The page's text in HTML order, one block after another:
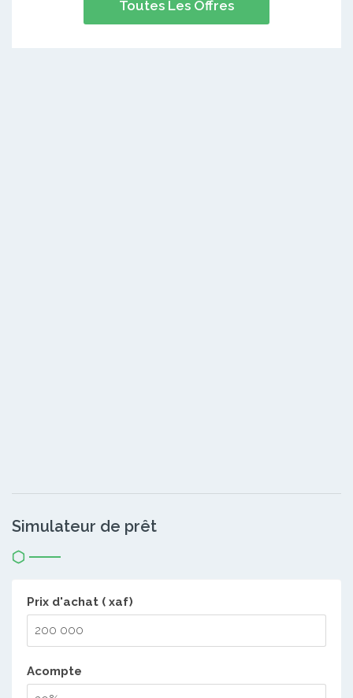
Toutes Les Offres
Simulateur de prêt
Prix d'achat ( xaf)
Acompte